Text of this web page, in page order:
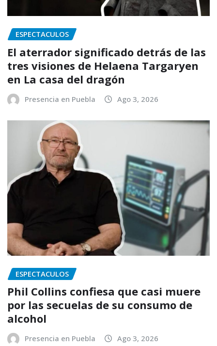
ESPECTACULOS
El aterrador significado detrás de las
tres visiones de Helaena Targaryen
en La casa del dragón
Presencia en Puebla Ago 3, 2026
ESPECTACULOS
Phil Collins confiesa que casi muere
por las secuelas de su consumo de
alcohol
Presencia en Puebla Ago 3, 2026